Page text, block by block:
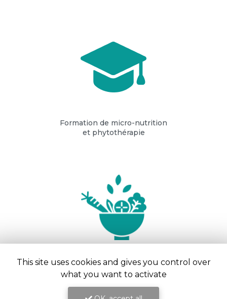
Formation de micro-nutrition
et phytothérapie
Programme personnalisé
This site uses cookies and gives you control over
what you want to activate